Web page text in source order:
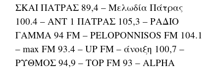
ΣΚΑΙ ΠΑΤΡΑΣ 89,4 – Μελωδία Πάτρας
100.4 – ANT 1 ΠΑΤΡΑΣ 105,3 – ΡΑΔΙΟ
ΓΑΜΜΑ 94 FM – PELOPONNISOS FM 104.1
– max FM 93.4 – UP FM – άνοιξη 100,7 –
ΡΥΘΜΟΣ 94,9 – TOP FM 93 – ALPHA